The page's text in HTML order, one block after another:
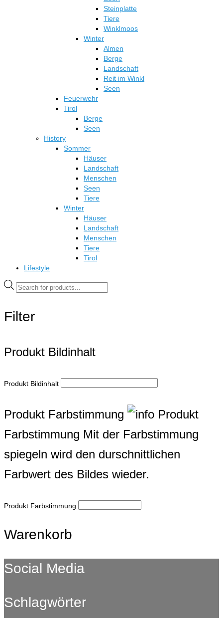
Steinplatte
Tiere
Winklmoos
Winter
Almen
Berge
Landschaft
Reit im Winkl
Seen
Feuerwehr
Tirol
Berge
Seen
History
Sommer
Häuser
Landschaft
Menschen
Seen
Tiere
Winter
Häuser
Landschaft
Menschen
Tiere
Tirol
Lifestyle
Products
search
Filter
Produkt Bildinhalt
Produkt Bildinhalt
Produkt Farbstimmung
Produkt
Farbstimmung Mit der Farbstimmung
spiegeln wird den durschnittlichen
Farbwert des Bildes wieder.
Produkt Farbstimmung
Warenkorb
Social Media
Schlagwörter